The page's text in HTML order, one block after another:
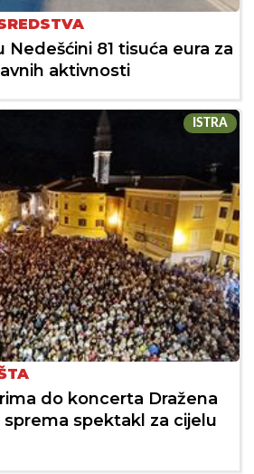
Nedešćini 81 tisuća eura za
aktivnosti
ISTRA
do koncerta Dražena
sprema spektakl za cijelu